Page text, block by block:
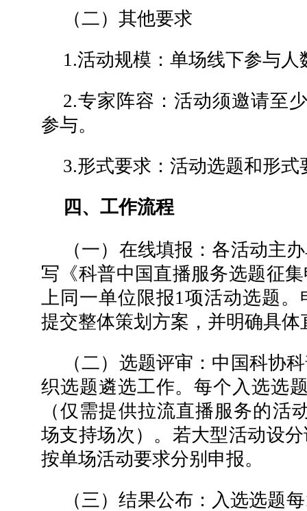
（二）其他要求
1.活动规模：单场线下参与
2.专家阵容：活动须邀请至
参与。
3.形式要求：活动选题和形
四、工作流程
（一）在线填报：各活动主
写《科普中国直播服务选题征
上同一单位限报1项活动选题
提交整体策划方案，并明确具体
（二）选题评审：中国科协
织选题遴选工作。每个入选选
（仅需提供拉流直播服务的活
场支持场次）。若大型活动设
按单场活动要求分别申报。
（三）结果公布：入选选题